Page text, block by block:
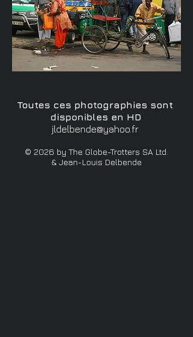
Toutes ces photographies sont
disponibles en HD
jldelbende@yahoo.fr
© 2026 by The Globe-Trotters SA Ltd.
& Jean-Louis Delbende